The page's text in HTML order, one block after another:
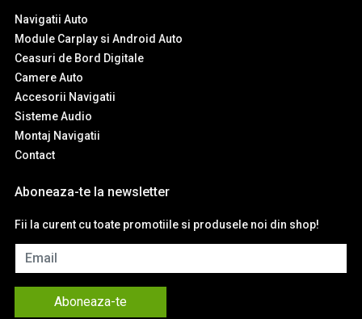
Navigatii Auto
Module Carplay si Android Auto
Ceasuri de Bord Digitale
Camere Auto
Accesorii Navigatii
Sisteme Audio
Montaj Navigatii
Contact
Aboneaza-te la newsletter
Fii la curent cu toate promotiile si produsele noi din shop!
Email
Aboneaza-te